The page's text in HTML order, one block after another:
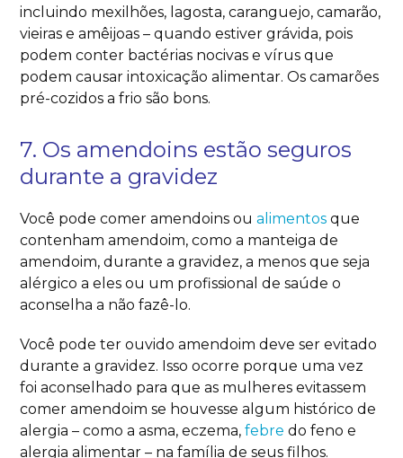
incluindo mexilhões, lagosta, caranguejo, camarão,
vieiras e amêijoas – quando estiver grávida, pois
podem conter bactérias nocivas e vírus que
podem causar intoxicação alimentar. Os camarões
pré-cozidos a frio são bons.
7. Os amendoins estão seguros
durante a gravidez
Você pode comer amendoins oualimentos que
contenham amendoim, como a manteiga de
amendoim, durante a gravidez, a menos que seja
alérgico a eles ou um profissional de saúde o
aconselha a não fazê-lo.
Você pode ter ouvido amendoim deve ser evitado
durante a gravidez. Isso ocorre porque uma vez
foi aconselhado para que as mulheres evitassem
comer amendoim se houvesse algum histórico de
alergia – como a asma, eczema,febre do feno e
alergia alimentar – na família de seus filhos.